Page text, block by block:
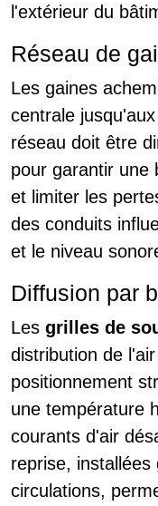
l'extérieur du
Réseau de
Les gaines
centrale jusqu'aux
réseau doit être
pour garantir une
et limiter les
des conduits
et le niveau
Diffusion par
Les grilles de
distribution de
positionnement
une température
courants d'air
reprise,
circulations,